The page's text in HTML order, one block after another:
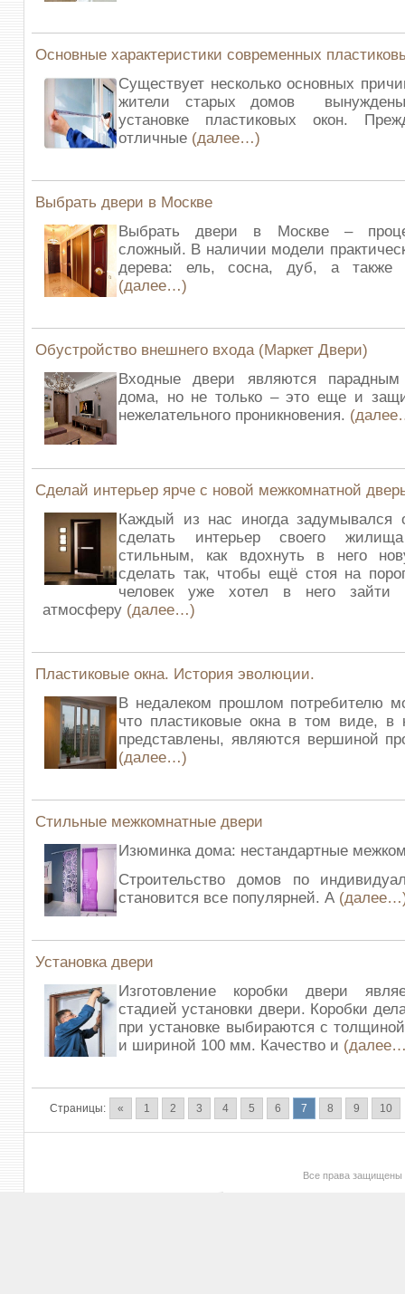
Основные характеристики современных
Существует несколько основных
жители старых домов вынуждены
установке пластиковых окон.
отличные (далее…)
Выбрать двери в Москве
Выбрать двери в Москве –
сложный. В наличии модели
дерева: ель, сосна, дуб, а также
(далее…)
Обустройство внешнего входа (Маркет Двери)
Входные двери являются
дома, но не только – это еще и
нежелательного проникновения.
Сделай интерьер ярче с новой межкомнатной
Каждый из нас иногда
сделать интерьер своего
стильным, как вдохнуть в него
сделать так, чтобы ещё стоя на
человек уже хотел в него зайти
атмосферу (далее…)
Пластиковые окна. История эволюции.
В недалеком прошлом потребителю
что пластиковые окна в том виде, в
представлены, являются вершиной
(далее…)
Стильные межкомнатные двери
Изюминка дома: нестандартные
Строительство домов по
становится все популярней. А
Установка двери
Изготовление коробки двери
стадией установки двери. Коробки
при установке выбираются с
и шириной 100 мм. Качество и
Страницы: « 1 2 3 4 5 6 7 8 9 10
Все права